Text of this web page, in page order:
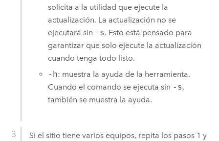
solicita a la utilidad que ejecute la
actualización. La actualización no se
ejecutará sin -s. Esto está pensado para
garantizar que solo ejecute la actualización
cuando tenga todo listo.
-h: muestra la ayuda de la herramienta.
Cuando el comando se ejecuta sin -s,
también se muestra la ayuda.
Si el sitio tiene varios equipos, repita los pasos 1 y